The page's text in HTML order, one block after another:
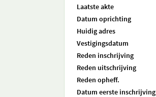
Laatste akte
Datum oprichting
Huidig adres
Vestigingsdatum
Reden inschrijving
Reden uitschrijving
Reden opheff.
Datum eerste inschrijving